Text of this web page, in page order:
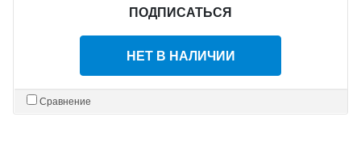
ПОДПИСАТЬСЯ
НЕТ В НАЛИЧИИ
Сравнение